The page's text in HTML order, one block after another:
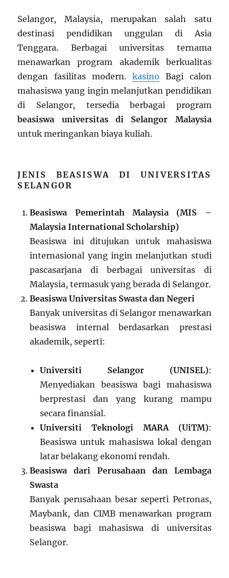
Selangor, Malaysia, merupakan salah satu
destinasi pendidikan unggulan di Asia
Tenggara. Berbagai universitas ternama
menawarkan program akademik berkualitas
dengan fasilitas modern. kasino Bagi calon
mahasiswa yang ingin melanjutkan pendidikan
di Selangor, tersedia berbagai program
beasiswa universitas di Selangor Malaysia
untuk meringankan biaya kuliah.
JENIS BEASISWA DI UNIVERSITAS
SELANGOR
Beasiswa Pemerintah Malaysia (MIS –
Malaysia International Scholarship)
Beasiswa ini ditujukan untuk mahasiswa
internasional yang ingin melanjutkan studi
pascasarjana di berbagai universitas di
Malaysia, termasuk yang berada di Selangor.
Beasiswa Universitas Swasta dan Negeri
Banyak universitas di Selangor menawarkan
beasiswa internal berdasarkan prestasi
akademik, seperti:
Universiti Selangor (UNISEL):
Menyediakan beasiswa bagi mahasiswa
berprestasi dan yang kurang mampu
secara finansial.
Universiti Teknologi MARA (UiTM):
Beasiswa untuk mahasiswa lokal dengan
latar belakang ekonomi rendah.
Beasiswa dari Perusahaan dan Lembaga
Swasta
Banyak perusahaan besar seperti Petronas,
Maybank, dan CIMB menawarkan program
beasiswa bagi mahasiswa di universitas
Selangor.